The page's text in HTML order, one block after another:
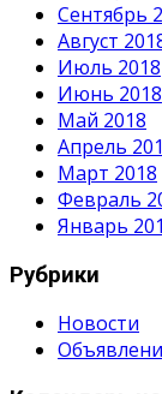
Сентябрь
Август
Июль 2018
Июнь 2018
Май 2018
Апрель
Март 2018
Февраль
Январь
Рубрики
Новости